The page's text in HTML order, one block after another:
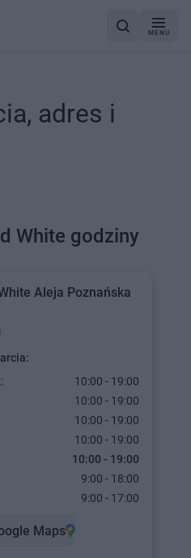
MENU
adres i
White godziny
Aleja Poznańska
10:00 - 19:00
10:00 - 19:00
10:00 - 19:00
10:00 - 19:00
10:00 - 19:00
9:00 - 18:00
9:00 - 17:00
Maps